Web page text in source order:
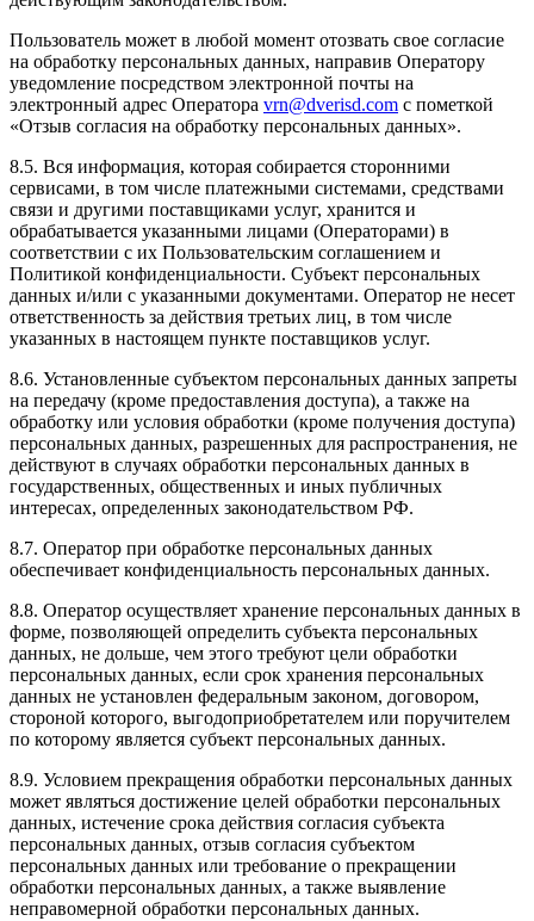
Пользователь может в любой момент отозвать свое согласие
на обработку персональных данных, направив Оператору
уведомление посредством электронной почты на
электронный адрес Оператора vrn@dverisd.com с пометкой
«Отзыв согласия на обработку персональных данных».
8.5. Вся информация, которая собирается сторонними
сервисами, в том числе платежными системами, средствами
связи и другими поставщиками услуг, хранится и
обрабатывается указанными лицами (Операторами) в
соответствии с их Пользовательским соглашением и
Политикой конфиденциальности. Субъект персональных
данных и/или с указанными документами. Оператор не несет
ответственность за действия третьих лиц, в том числе
указанных в настоящем пункте поставщиков услуг.
8.6. Установленные субъектом персональных данных запреты
на передачу (кроме предоставления доступа), а также на
обработку или условия обработки (кроме получения доступа)
персональных данных, разрешенных для распространения, не
действуют в случаях обработки персональных данных в
государственных, общественных и иных публичных
интересах, определенных законодательством РФ.
8.7. Оператор при обработке персональных данных
обеспечивает конфиденциальность персональных данных.
8.8. Оператор осуществляет хранение персональных данных в
форме, позволяющей определить субъекта персональных
данных, не дольше, чем этого требуют цели обработки
персональных данных, если срок хранения персональных
данных не установлен федеральным законом, договором,
стороной которого, выгодоприобретателем или поручителем
по которому является субъект персональных данных.
8.9. Условием прекращения обработки персональных данных
может являться достижение целей обработки персональных
данных, истечение срока действия согласия субъекта
персональных данных, отзыв согласия субъектом
персональных данных или требование о прекращении
обработки персональных данных, а также выявление
неправомерной обработки персональных данных.